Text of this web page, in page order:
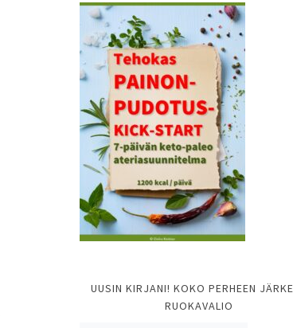
UUSIN KIRJANI! KOKO PERHEEN
RUOKAVALIO